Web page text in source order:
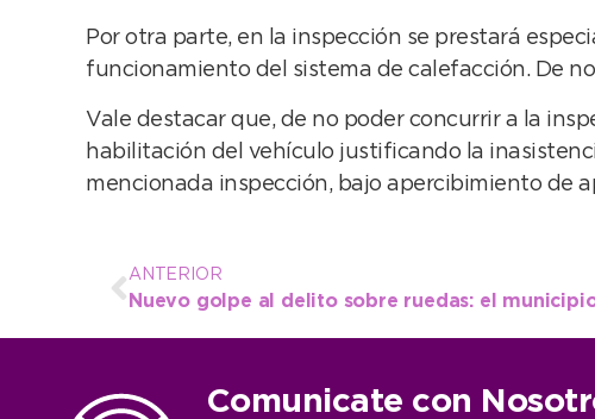
Por otra parte, en la inspección se prestará
funcionamiento del sistema de calefacción. De
Vale destacar que, de no poder concurrir a la
habilitación del vehículo justificando la
mencionada inspección, bajo apercibimiento de
ANTERIOR
Comunicate con